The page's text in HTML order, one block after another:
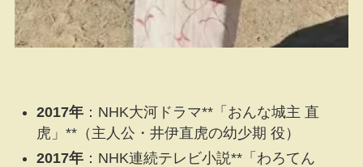
2017年：NHK大河ドラマ**「おんな城主 直
虎」**（主人公・井伊直虎の幼少期 役）
2017年：NHK連続テレビ小説**「わろてん